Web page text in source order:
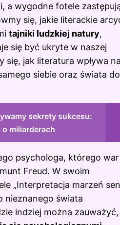
a wygodne fotele
się, jakie literackie
tajniki ludzkiej natury,
się być ukryte w naszej
się, jak literatura wpływa
siebie oraz świata
sekrety sukcesu:
miliarderach
psychologa, którego
Freud. W swoim
„Interpretacja marzeń
nieznanego świata
indziej można